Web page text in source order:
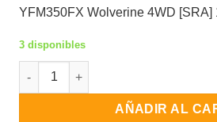
YFM350FX Wolverine 4WD [SRA]
3 disponibles
Estator Yamaha YFM350FX
AÑADIR AL